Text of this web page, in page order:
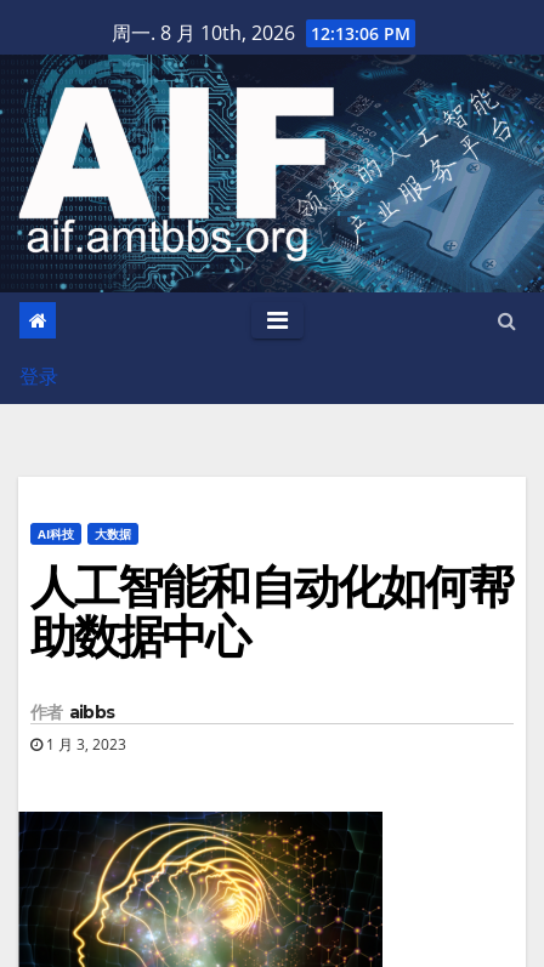
至
内
容
周一. 8 月 10th, 2026 12:13:07 PM
登录
AI科技 大数据
人工智能和自动化如何帮
助数据中心
作者 aibbs
1 月 3, 2023